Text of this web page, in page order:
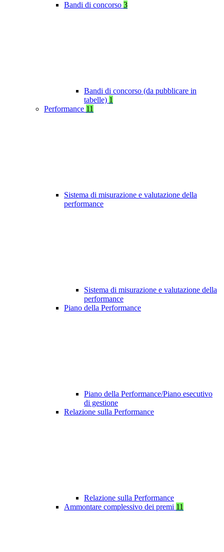
Bandi di concorso 3
Bandi di concorso (da pubblicare in
tabelle) 1
Performance 11
Sistema di misurazione e valutazione della
performance
Sistema di misurazione e valutazione della
performance
Piano della Performance
Piano della Performance/Piano esecutivo
di gestione
Relazione sulla Performance
Relazione sulla Performance
Ammontare complessivo dei premi 11